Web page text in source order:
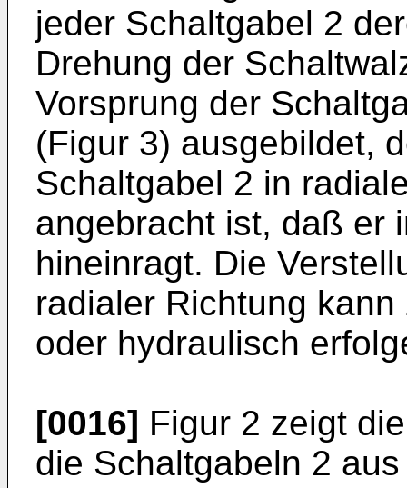
jeder Schaltgabel 2
Drehung der
Vorsprung der
(Figur 3) ausgebildet,
Schaltgabel 2 in
angebracht ist, daß er
hineinragt. Die
radialer Richtung
oder hydraulisch
[0016] Figur 2 zeigt
die Schaltgabeln 2